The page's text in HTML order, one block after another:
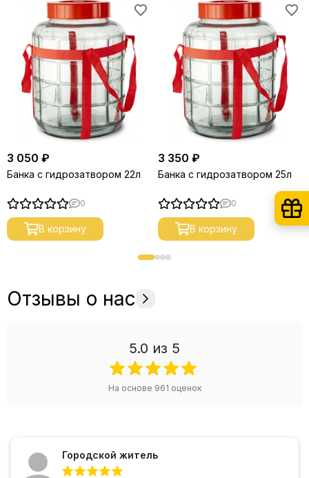
3 050 ₽
Банка с гидрозатвором 22л
0
В корзину
3 350 ₽
Банка с гидрозатвором 25л
0
В корзину
Отзывы о нас
5.0 из 5
На основе 961 оценок
Городской житель